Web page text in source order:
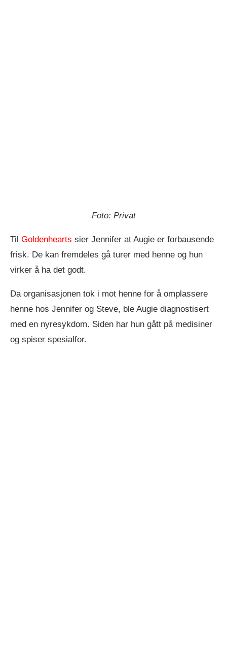
Foto: Privat
Til Goldenhearts sier Jennifer at Augie er forbausende
frisk. De kan fremdeles gå turer med henne og hun
virker å ha det godt.
Da organisasjonen tok i mot henne for å omplassere
henne hos Jennifer og Steve, ble Augie diagnostisert
med en nyresykdom. Siden har hun gått på medisiner
og spiser spesialfor.